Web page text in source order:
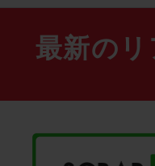
最新の